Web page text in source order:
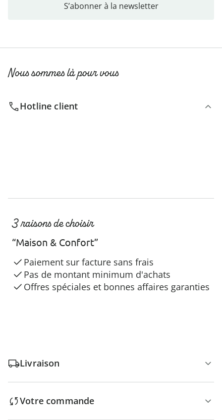
S’abonner à la newsletter
Nous sommes là pour vous
Hotline client
3 raisons de choisir
“Maison & Confort”
Paiement sur facture sans frais
Pas de montant minimum d'achats
Offres spéciales et bonnes affaires garanties
Livraison
Votre commande